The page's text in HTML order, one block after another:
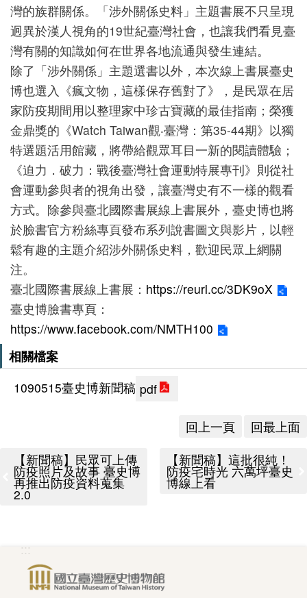
服
務
認
識
臺
史
博
服
務
信
箱
下
載
專
區
障
礙
加
入
我
中文
灣的族群關係。「涉外關係史料」主題書展不只呈現
迥異於漢人視角的19世紀臺灣社會，也讓我們看見臺
灣有關的知識如何在世界各地流通與發生連結。
除了「涉外關係」主題選書以外，本次線上書展臺史
博也選入《瘋文物，這樣保存舊對了》，是民眾在居
家防疫期間用以整理家中珍古寶藏的最佳指南；榮獲
金鼎獎的《Watch Taiwan觀‧臺灣：第35-44期》以獨
特選題活用館藏，將帶給觀眾耳目一新的閱讀體驗；
《迫力．破力：戰後臺灣社會運動特展專刊》則從社
會運動參與者的視角出發，讓臺灣史有不一樣的觀看
方式。除參與臺北國際書展線上書展外，臺史博也將
於臉書官方粉絲專頁發布系列說書圖文與影片，以輕
鬆有趣的主題介紹涉外關係史料，歡迎民眾上網關
注。
臺北國際書展線上書展： https://reurl.cc/3DK9oX
臺史博臉書專頁：
https://www.facebook.com/NMTH100
相關檔案
1090515臺史博新聞稿 pdf
回上一頁
回最上面
【新聞稿】民眾可上傳
防疫照片及故事 臺史博
再推出防疫資料蒐集
2.0
【新聞稿】這批很純！
防疫宅時光 六萬坪臺史
博線上看
:::